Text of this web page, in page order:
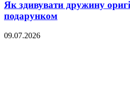
Як здивувати дружину
подарунком
09.07.2026